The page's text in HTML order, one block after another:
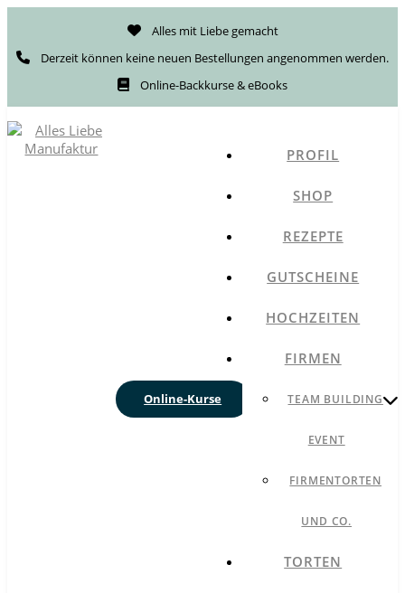
Alles mit Liebe gemacht
Derzeit können keine neuen Bestellungen angenommen werden.
Online-Backkurse & eBooks
Online-Kurse
PROFIL
SHOP
REZEPTE
GUTSCHEINE
HOCHZEITEN
FIRMEN
TEAM BUILDING
EVENT
FIRMENTORTEN
UND CO.
TORTEN